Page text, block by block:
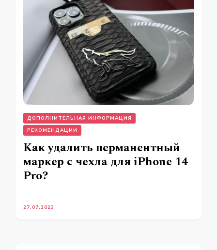
ДОПОЛНИТЕЛЬНАЯ ИНФОРМАЦИЯ
РЕКОМЕНДАЦИИ
Как удалить перманентный
маркер с чехла для iPhone 14
Pro?
27.07.2023